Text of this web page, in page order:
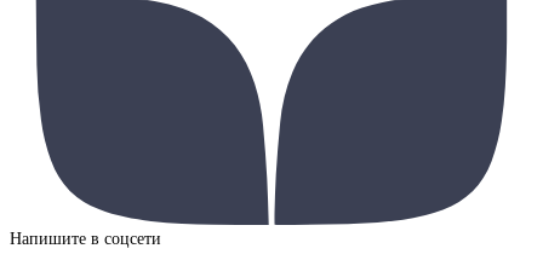
Напишите в соцсети